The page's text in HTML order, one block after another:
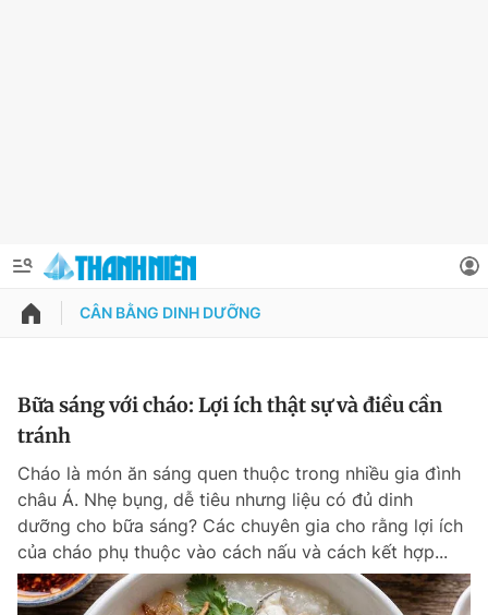
QUẢNG CÁO
Chuyên mục khác
Chào ngày mới Tin 24h
Thông tin tài khoản
Đổi mật khẩu
Tin đã lưu
Tin đã xem
Đăng xuất
CÂN BẰNG DINH DƯỠNG
Bữa sáng với cháo: Lợi ích thật sự và điều cần
tránh
Cháo là món ăn sáng quen thuộc trong nhiều gia đình
châu Á. Nhẹ bụng, dễ tiêu nhưng liệu có đủ dinh
dưỡng cho bữa sáng? Các chuyên gia cho rằng lợi ích
của cháo phụ thuộc vào cách nấu và cách kết hợp...